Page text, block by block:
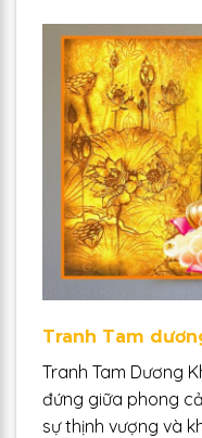
Tranh Tam
Tranh Tam Dương
đứng giữa phong
sự thịnh vượng và